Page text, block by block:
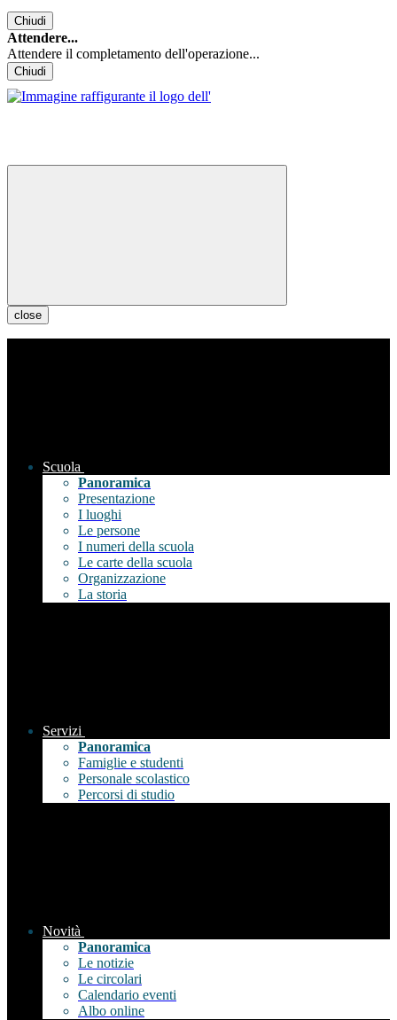
Chiudi
Attendere...
Attendere il completamento dell'operazione...
Chiudi
close
Scuola
Panoramica
Presentazione
I luoghi
Le persone
I numeri della scuola
Le carte della scuola
Organizzazione
La storia
Servizi
Panoramica
Famiglie e studenti
Personale scolastico
Percorsi di studio
Novità
Panoramica
Le notizie
Le circolari
Calendario eventi
Albo online